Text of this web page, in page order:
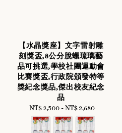
【水晶獎座】文字雷射雕
刻獎盃,8公分脫蠟琉璃藝
品可挑選,學校社團運動會
比賽獎盃,行政院頒發特等
獎紀念獎品,傑出校友紀念
品
Regular
price
NT$ 2,500 -NT$ 2,680